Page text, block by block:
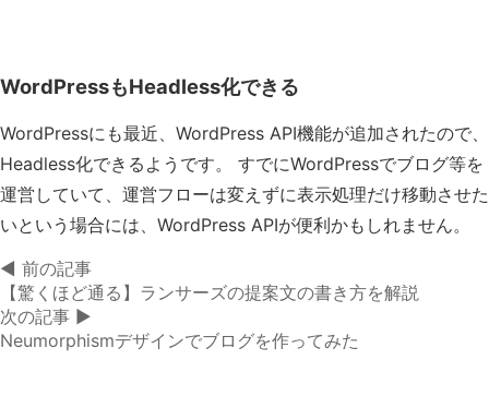
WordPressもHeadless化できる
WordPressにも最近、WordPress API機能が追加されたので、
Headless化できるようです。 すでにWordPressでブログ等を
運営していて、運営フローは変えずに表示処理だけ移動させた
いという場合には、WordPress APIが便利かもしれません。
◀︎ 前の記事
【驚くほど通る】ランサーズの提案文の書き方を解説
次の記事 ▶︎
Neumorphismデザインでブログを作ってみた